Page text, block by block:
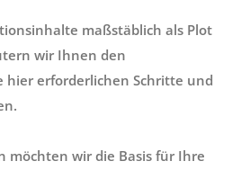
maßstäblich als Plot
wir Ihnen den
hier erforderlichen Schritte und
möchten wir die Basis für Ihre